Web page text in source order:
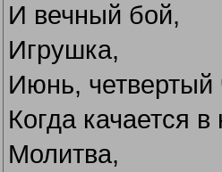
И вечный бой,
Игрушка,
Июнь, четвертый
Когда качается в
Молитва,